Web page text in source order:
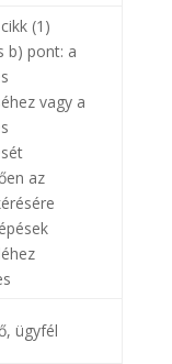
(1)
b) pont: a
vagy a
az
ügyfél